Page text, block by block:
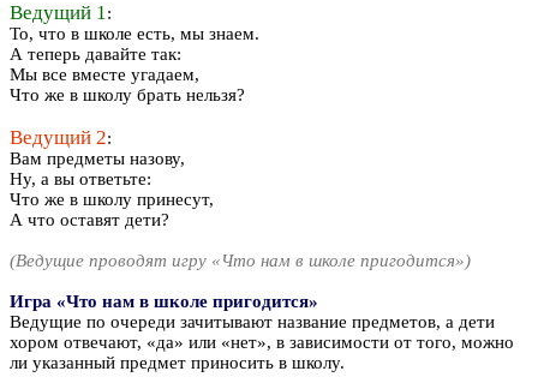
Ведущий 1:
То, что в школе есть, мы знаем.
А теперь давайте так:
Мы все вместе угадаем,
Что же в школу брать нельзя?
Ведущий 2:
Вам предметы назову,
Ну, а вы ответьте:
Что же в школу принесут,
А что оставят дети?
(Ведущие проводят игру «Что нам в школе пригодится»)
Игра «Что нам в школе пригодится»
Ведущие по очереди зачитывают название предметов, а дети
хором отвечают, «да» или «нет», в зависимости от того, можно
ли указанный предмет приносить в школу.